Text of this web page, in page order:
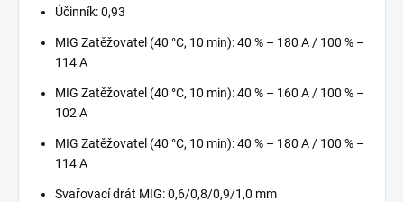
Účinník: 0,93
MIG Zatěžovatel (40 °C, 10 min): 40 % – 180 A / 100 % –
114 A
MIG Zatěžovatel (40 °C, 10 min): 40 % – 160 A / 100 % –
102 A
MIG Zatěžovatel (40 °C, 10 min): 40 % – 180 A / 100 % –
114 A
Svařovací drát MIG: 0,6/0,8/0,9/1,0 mm